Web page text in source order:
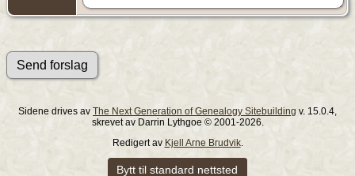
Sidene drives av The Next Generation of Genealogy Sitebuilding v. 15.0.4,
skrevet av Darrin Lythgoe © 2001-2026.
Redigert av Kjell Arne Brudvik.
Bytt til standard nettsted